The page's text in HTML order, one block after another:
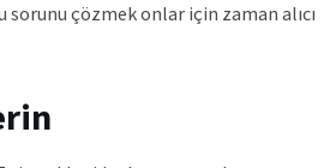
çözmek onlar için zaman alıcı